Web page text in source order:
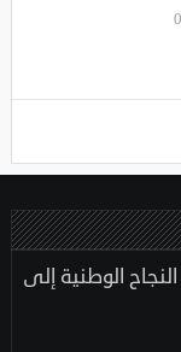
0
الوطنية إلى